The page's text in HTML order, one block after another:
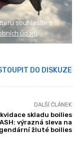
souhlasíte s
údajů
DO DISKUZE
DALŠÍ ČLÁNEK
skladu boilies
výrazná sleva na
žluté boilies